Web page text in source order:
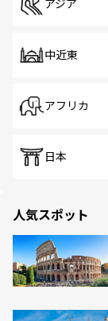
アジア
中近東
アフリカ
日本
人気スポット